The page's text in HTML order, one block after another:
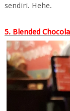
sendiri. Hehe.
5. Blended